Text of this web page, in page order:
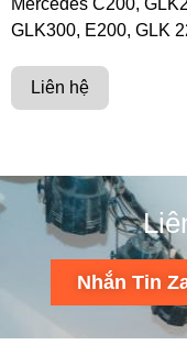
Mercedes C200,
GLK300, E200, GLK
Liên hệ
Nhắn Tin